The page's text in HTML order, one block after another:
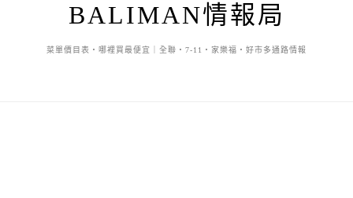
BALIMAN情報局
菜單價目表・哪裡買最便宜｜全聯・7-11・家樂福・好市多通路情報